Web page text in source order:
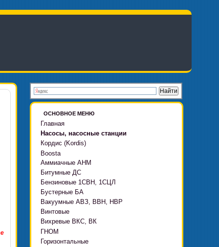
ОСНОВНОЕ МЕНЮ
Главная
Насосы, насосные станции
Кордис (Kordis)
Boosta
Boosta-F
Boosta-L
Boosta-APD установки
Аммиачные АНМ
Битумные ДС
Бензиновые 1СВН, 1СЦЛ
Бустерные БА
Вакуумные АВЗ, ВВН, НВР
Винтовые
Вихревые ВКС, ВК
ГНОМ
Грязевые
Горизонтальные